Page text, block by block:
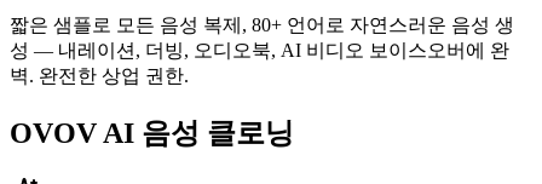
짧은 샘플로 모든 음성 복제, 80+ 언어로 자연스러운 음성 생
성 — 내레이션, 더빙, 오디오북, AI 비디오 보이스오버에 완
벽. 완전한 상업 권한.
OVOV AI 음성 클로닝